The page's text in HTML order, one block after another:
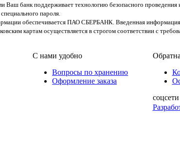
банк поддерживает технологию безопасного проведения
пароля.
обеспечивается ПАО СБЕРБАНК. Введенная информация
картам осуществляется в строгом соответствии с
С нами удобно
Вопросы по хранению
Оформление заказа
соцсети